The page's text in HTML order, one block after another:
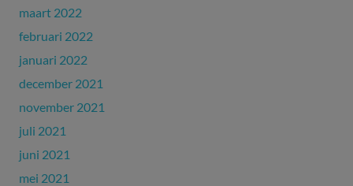
maart 2022
februari 2022
januari 2022
december 2021
november 2021
juli 2021
juni 2021
mei 2021